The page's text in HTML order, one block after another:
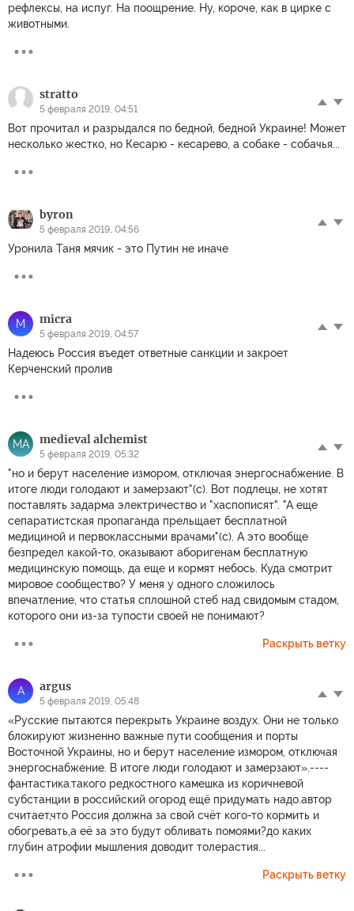
рефлексы, на испуг. На поощрение. Ну, короче, как в цирке с
животными.
stratto
5 февраля 2019, 04:51
Вот прочитал и разрыдался по бедной, бедной Украине! Может
несколько жестко, но Кесарю - кесарево, а собаке - собачья...
byron
5 февраля 2019, 04:56
Уронила Таня мячик - это Путин не иначе
M micra
5 февраля 2019, 04:57
Надеюсь Россия въедет ответные санкции и закроет
Керченский пролив
MA medieval alchemist
5 февраля 2019, 05:32
"но и берут население измором, отключая энергоснабжение. В
итоге люди голодают и замерзают"(с). Вот подлецы, не хотят
поставлять задарма электричество и "хаспописят". "А еще
сепаратистская пропаганда прельщает бесплатной
медициной и первоклассными врачами"(с). А это вообще
безпредел какой-то, оказывают аборигенам бесплатную
медицинскую помощь, да еще и кормят небось. Куда смотрит
мировое сообщество? У меня у одного сложилось
впечатление, что статья сплошной стеб над свидомым стадом,
которого они из-за тупости своей не понимают?
Раскрыть ветку
A argus
5 февраля 2019, 05:48
«Русские пытаются перекрыть Украине воздух. Они не только
блокируют жизненно важные пути сообщения и порты
Восточной Украины, но и берут население измором, отключая
энергоснабжение. В итоге люди голодают и замерзают».----
фантастика.такого редкостного камешка из коричневой
субстанции в российский огород ещё придумать надо.автор
считает,что Россия должна за свой счёт кого-то кормить и
обогревать,а её за это будут обливать помоями?до каких
глубин атрофии мышления доводит толерастия...
Раскрыть ветку